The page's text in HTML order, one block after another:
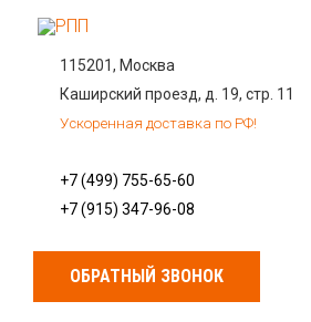
115201, Москва
Каширский проезд, д. 19, стр. 11
Ускоренная доставка по РФ!
+7 (499) 755-65-60
+7 (915) 347-96-08
ОБРАТНЫЙ ЗВОНОК